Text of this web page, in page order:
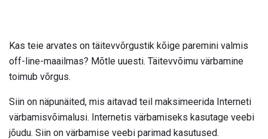
Kas teie arvates on täitevvõrgustik kõige paremini valmis
off-line-maailmas? Mõtle uuesti. Täitevvõimu värbamine
toimub võrgus.
Siin on näpunäited, mis aitavad teil maksimeerida Interneti
värbamisvõimalusi. Internetis värbamiseks kasutage veebi
jõudu. Siin on värbamise veebi parimad kasutused.